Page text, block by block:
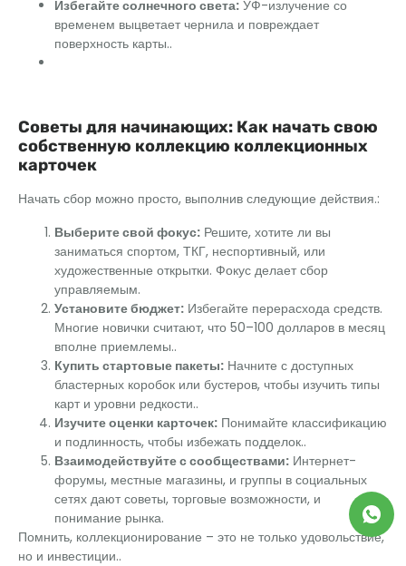
Избегайте солнечного света: УФ-излучение со
временем выцветает чернила и повреждает
поверхность карты..
Советы для начинающих: Как начать свою
собственную коллекцию коллекционных
карточек
Начать сбор можно просто, выполнив следующие действия.:
Выберите свой фокус: Решите, хотите ли вы
заниматься спортом, ТКГ, неспортивный, или
художественные открытки. Фокус делает сбор
управляемым.
Установите бюджет: Избегайте перерасхода средств.
Многие новички считают, что 50–100 долларов в месяц
вполне приемлемы..
Купить стартовые пакеты: Начните с доступных
бластерных коробок или бустеров, чтобы изучить типы
карт и уровни редкости..
Изучите оценки карточек: Понимайте классификацию
и подлинность, чтобы избежать подделок..
Взаимодействуйте с сообществами: Интернет-
форумы, местные магазины, и группы в социальных
сетях дают советы, торговые возможности, и
понимание рынка.
Помнить, коллекционирование – это не только удовольствие,
но и инвестиции..